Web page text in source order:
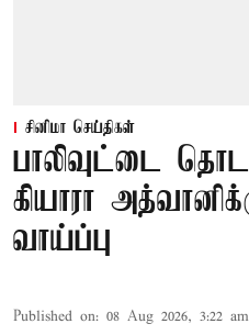
சினிமா செய்திகள்
பாலிவுட்டை
கியாரா
வாய்ப்பு
Published on: 08 Aug 2026, 3:22 am